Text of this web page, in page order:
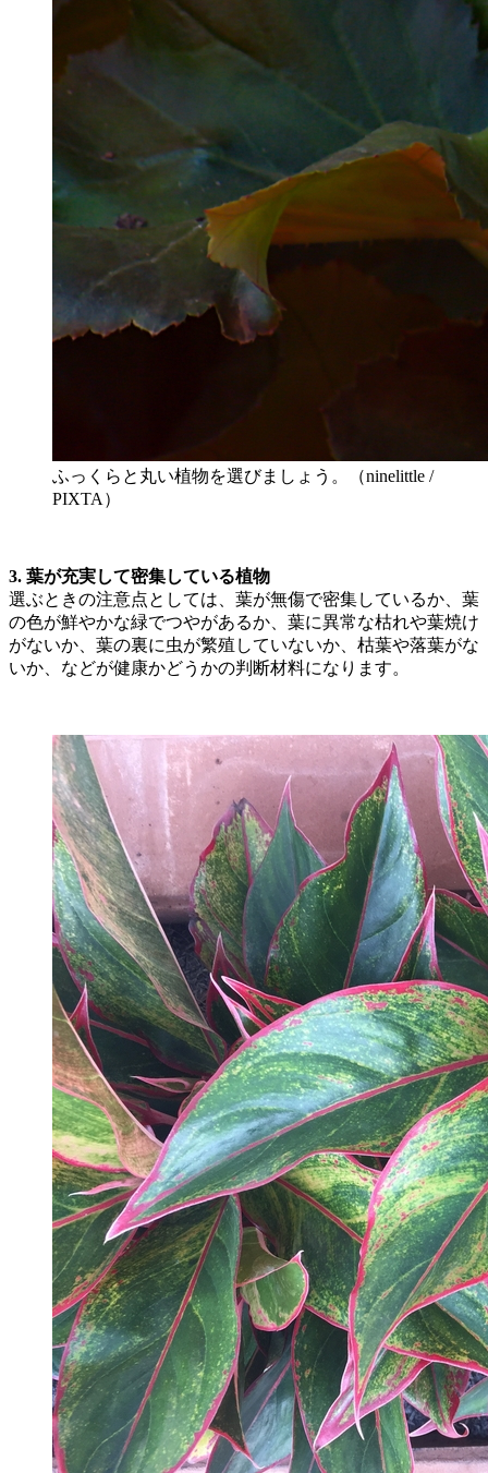
ふっくらと丸い植物を選びましょう。（ninelittle /
PIXTA）
3. 葉が充実して密集している植物
選ぶときの注意点としては、葉が無傷で密集しているか、葉
の色が鮮やかな緑でつやがあるか、葉に異常な枯れや葉焼け
がないか、葉の裏に虫が繁殖していないか、枯葉や落葉がな
いか、などが健康かどうかの判断材料になります。